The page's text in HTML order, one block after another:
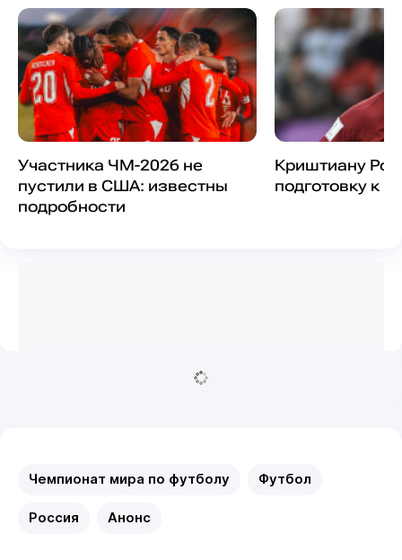
Участника ЧМ-2026 не
пустили в США: известны
подробности
Криштиану
подготовку к
Чемпионат мира по футболу Футбол
Россия Анонс